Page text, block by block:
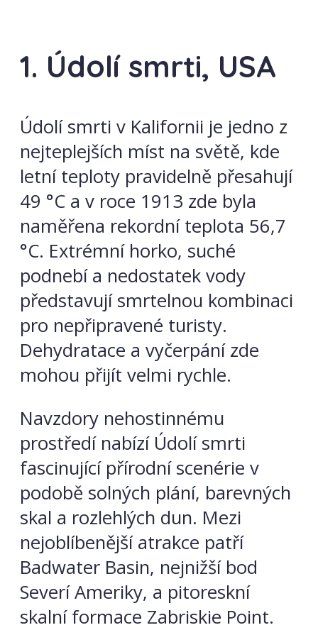
1. Údolí smrti, USA
Údolí smrti v Kalifornii je jedno z
nejteplejších míst na světě, kde
letní teploty pravidelně přesahují
49 °C a v roce 1913 zde byla
naměřena rekordní teplota 56,7
°C. Extrémní horko, suché
podnebí a nedostatek vody
představují smrtelnou kombinaci
pro nepřipravené turisty.
Dehydratace a vyčerpání zde
mohou přijít velmi rychle.
Navzdory nehostinnému
prostředí nabízí Údolí smrti
fascinující přírodní scenérie v
podobě solných plání, barevných
skal a rozlehlých dun. Mezi
nejoblíbenější atrakce patří
Badwater Basin, nejnižší bod
Severí Ameriky, a pitoreskní
skalní formace Zabriskie Point.